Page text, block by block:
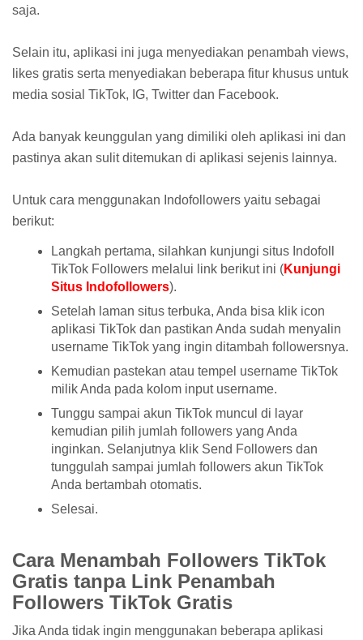
saja.
Selain itu, aplikasi ini juga menyediakan penambah views,
likes gratis serta menyediakan beberapa fitur khusus untuk
media sosial TikTok, IG, Twitter dan Facebook.
Ada banyak keunggulan yang dimiliki oleh aplikasi ini dan
pastinya akan sulit ditemukan di aplikasi sejenis lainnya.
Untuk cara menggunakan Indofollowers yaitu sebagai
berikut:
Langkah pertama, silahkan kunjungi situs Indofoll
TikTok Followers melalui link berikut ini (Kunjungi
Situs Indofollowers).
Setelah laman situs terbuka, Anda bisa klik icon
aplikasi TikTok dan pastikan Anda sudah menyalin
username TikTok yang ingin ditambah followersnya.
Kemudian pastekan atau tempel username TikTok
milik Anda pada kolom input username.
Tunggu sampai akun TikTok muncul di layar
kemudian pilih jumlah followers yang Anda
inginkan. Selanjutnya klik Send Followers dan
tunggulah sampai jumlah followers akun TikTok
Anda bertambah otomatis.
Selesai.
Cara Menambah Followers TikTok
Gratis tanpa Link Penambah
Followers TikTok Gratis
Jika Anda tidak ingin menggunakan beberapa aplikasi